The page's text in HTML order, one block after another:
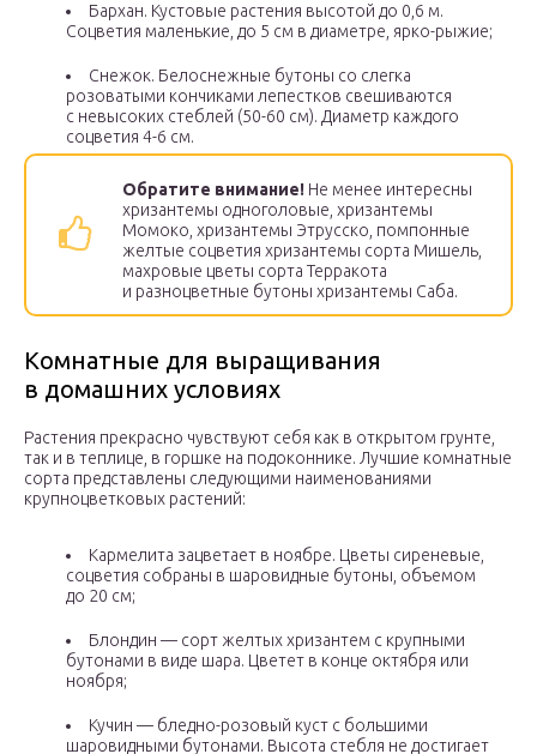
Бархан. Кустовые растения высотой до 0,6 м.
Соцветия маленькие, до 5 см в диаметре, ярко-рыжие;
Снежок. Белоснежные бутоны со слегка
розоватыми кончиками лепестков свешиваются
с невысоких стеблей (50-60 см). Диаметр каждого
соцветия 4-6 см.
Обратите внимание! Не менее интересны
хризантемы одноголовые, хризантемы
Момоко, хризантемы Этрусско, помпонные
желтые соцветия хризантемы сорта Мишель,
махровые цветы сорта Терракота
и разноцветные бутоны хризантемы Саба.
Комнатные для выращивания
в домашних условиях
Растения прекрасно чувствуют себя как в открытом грунте,
так и в теплице, в горшке на подоконнике. Лучшие комнатные
сорта представлены следующими наименованиями
крупноцветковых растений:
Кармелита зацветает в ноябре. Цветы сиреневые,
соцветия собраны в шаровидные бутоны, объемом
до 20 см;
Блондин — сорт желтых хризантем с крупными
бутонами в виде шара. Цветет в конце октября или
ноября;
Кучин — бледно-розовый куст с большими
шаровидными бутонами. Высота стебля не достигает